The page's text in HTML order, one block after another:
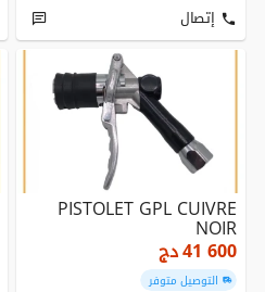
إتصال
PISTOLET GPL CUIVRE
NOIR
41 600دج
التوصيل متوفر